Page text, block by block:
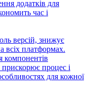
додатків для
час і
версій, знижує
всіх платформах.
компонентів
процес і
для кожної